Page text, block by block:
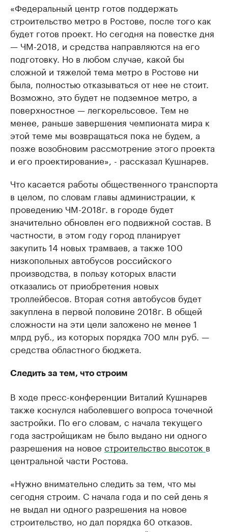
«Федеральный центр готов поддержать
строительство метро в Ростове, после того как
будет готов проект. Но сегодня на повестке дня
— ЧМ-2018, и средства направляются на его
подготовку. Но в любом случае, какой бы
сложной и тяжелой тема метро в Ростове ни
была, полностью отказываться от нее не стоит.
Возможно, это будет не подземное метро, а
поверхностное — легкорельсовое. Тем не
менее, раньше завершения чемпионата мира к
этой теме мы возвращаться пока не будем, а
позже возобновим рассмотрение этого проекта
и его проектирование», - рассказал Кушнарев.
Что касается работы общественного транспорта
в целом, по словам главы администрации, к
проведению ЧМ-2018г. в городе будет
значительно обновлен его подвижной состав. В
частности, в этом году город планирует
закупить 14 новых трамваев, а также 100
низкопольных автобусов российского
производства, в пользу которых власти
отказались от приобретения новых
троллейбесов. Вторая сотня автобусов будет
закуплена в первой половине 2018г. В общей
сложности на эти цели заложено не менее 1
млрд руб., из которых порядка 700 млн руб. —
средства областного бюджета.
Следить за тем, что строим
В ходе пресс-конференции Виталий Кушнарев
также коснулся наболевшего вопроса точечной
застройки. По его словам, с начала текущего
года застройщикам не было выдано ни одного
разрешения на новое строительство высоток в
центральной части Ростова.
«Нужно внимательно следить за тем, что мы
сегодня строим. С начала года и по сей день я
не выдал ни одного разрешения на новое
строительство, но дал порядка 60 отказов.